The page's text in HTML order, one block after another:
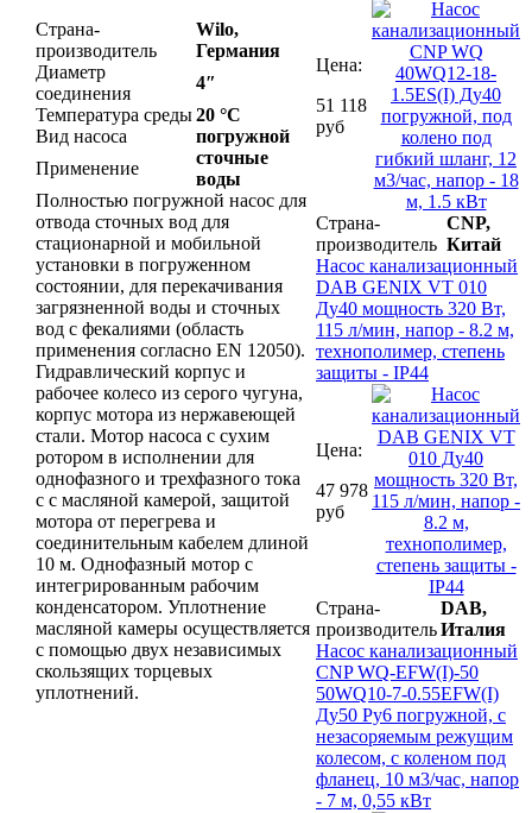
Страна-
производитель
Wilo,
Германия
Диаметр
соединения
4″
Температура среды20 °С
Вид насоса
погружной
Применение
сточные
воды
Полностью погружной насос для
отвода сточных вод для
стационарной и мобильной
установки в погруженном
состоянии, для перекачивания
загрязненной воды и сточных
вод с фекалиями (область
применения согласно EN 12050).
Гидравлический корпус и
рабочее колесо из серого чугуна,
корпус мотора из нержавеющей
стали. Мотор насоса с сухим
ротором в исполнении для
однофазного и трехфазного тока
с с масляной камерой, защитой
мотора от перегрева и
соединительным кабелем длиной
10 м. Однофазный мотор с
интегрированным рабочим
конденсатором. Уплотнение
масляной камеры осуществляется
с помощью двух независимых
скользящих торцевых
уплотнений.
Цена:
51 118
руб
Страна-
производитель
CNP,
Китай
Насос канализационный
DAB GENIX VT 010
Ду40 мощность 320 Вт,
115 л/мин, напор - 8.2 м,
технополимер, степень
защиты - IP44
Цена:
47 978
руб
Страна-
производитель
DAB,
Италия
Насос канализационный
CNP WQ-EFW(I)-50
50WQ10-7-0.55EFW(I)
Ду50 Ру6 погружной, с
незасоряемым режущим
колесом, с коленом под
фланец, 10 м3/час, напор
- 7 м, 0,55 кВт